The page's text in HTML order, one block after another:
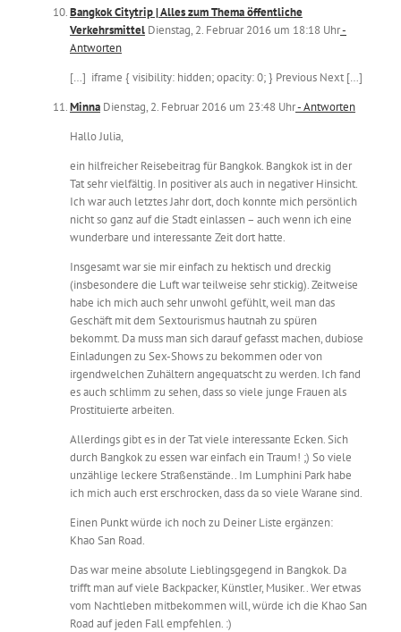
Bangkok Citytrip | Alles zum Thema öffentliche
Verkehrsmittel Dienstag, 2. Februar 2016 um 18:18 Uhr-
Antworten
[…] ­ iframe { visibility: hidden; opacity: 0; } Previous Next […]
Minna Dienstag, 2. Februar 2016 um 23:48 Uhr- Antworten
Hallo Julia,
ein hilfreicher Reisebeitrag für Bangkok. Bangkok ist in der
Tat sehr vielfältig. In positiver als auch in negativer Hinsicht.
Ich war auch letztes Jahr dort, doch konnte mich persönlich
nicht so ganz auf die Stadt einlassen – auch wenn ich eine
wunderbare und interessante Zeit dort hatte.
Insgesamt war sie mir einfach zu hektisch und dreckig
(insbesondere die Luft war teilweise sehr stickig). Zeitweise
habe ich mich auch sehr unwohl gefühlt, weil man das
Geschäft mit dem Sextourismus hautnah zu spüren
bekommt. Da muss man sich darauf gefasst machen, dubiose
Einladungen zu Sex-Shows zu bekommen oder von
irgendwelchen Zuhältern angequatscht zu werden. Ich fand
es auch schlimm zu sehen, dass so viele junge Frauen als
Prostituierte arbeiten.
Allerdings gibt es in der Tat viele interessante Ecken. Sich
durch Bangkok zu essen war einfach ein Traum! ;) So viele
unzählige leckere Straßenstände.. Im Lumphini Park habe
ich mich auch erst erschrocken, dass da so viele Warane sind.
Einen Punkt würde ich noch zu Deiner Liste ergänzen:
Khao San Road.
Das war meine absolute Lieblingsgegend in Bangkok. Da
trifft man auf viele Backpacker, Künstler, Musiker.. Wer etwas
vom Nachtleben mitbekommen will, würde ich die Khao San
Road auf jeden Fall empfehlen. :)